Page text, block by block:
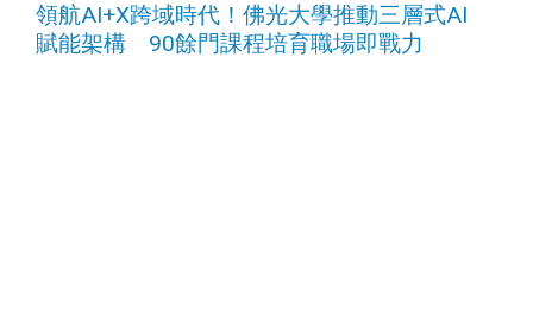
領航AI+X跨域時代！佛光大學推動三層式AI
賦能架構 90餘門課程培育職場即戰力